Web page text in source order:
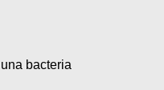
bacteria